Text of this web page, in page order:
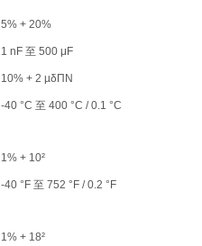
5% + 20%
1 nF 至 500 μF
10% + 2 µδΠΝ
-40 °C 至 400 °C / 0.1 °C
1% + 10²
-40 °F 至 752 °F / 0.2 °F
1% + 18²